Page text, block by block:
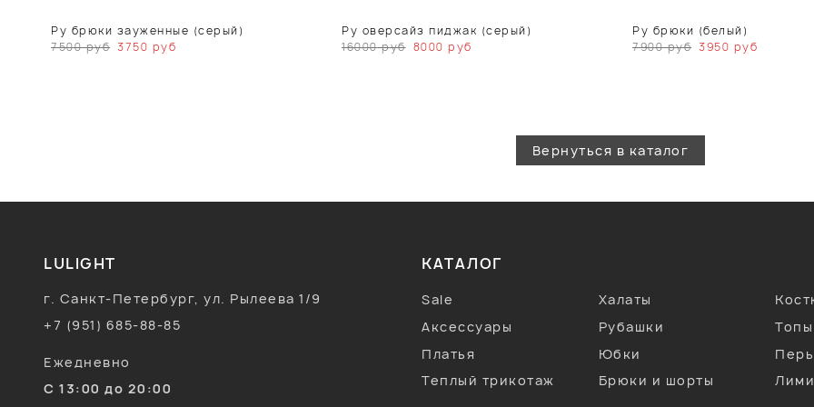
Ру брюки зауженные (серый)
7500руб 3750 руб
Ру оверсайз пиджак (серый)
16000руб 8000 руб
Ру брюки (белый)
7900руб 3950 руб
Вернуться в каталог
LULIGHT
г. Санкт-Петербург, ул. Рылеева 1/9
+7 (951) 685-88-85
Ежедневно
С 13:00 до 20:00
КАТАЛОГ
Sale Халаты
Аксессуары
Рубашки
Топы
Платья
Юбки
Теплый трикотаж
Брюки и шорты